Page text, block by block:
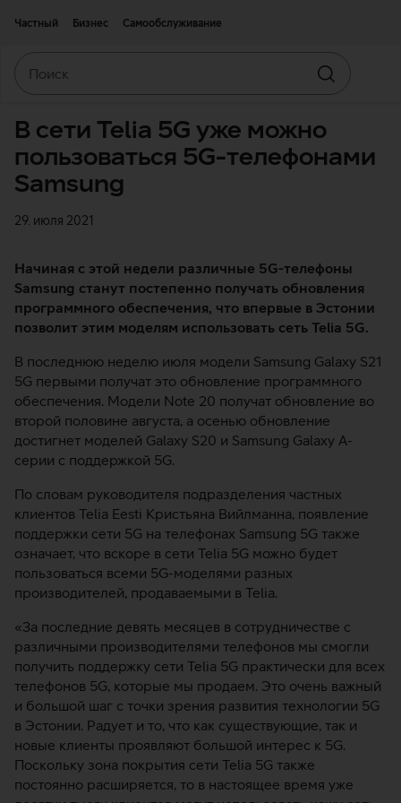
Частный
Бизнес Самообслуживание
Искать
В сети Telia 5G уже можно
пользоваться 5G-телефонами
Samsung
29. июля 2021
Начиная с этой недели различные 5G-телефоны
Samsung станут постепенно получать обновления
программного обеспечения, что впервые в Эстонии
позволит этим моделям использовать сеть Telia 5G.
В последнюю неделю июля модели Samsung Galaxy S21
5G первыми получат это обновление программного
обеспечения. Модели Note 20 получат обновление во
второй половине августа, а осенью обновление
достигнет моделей Galaxy S20 и Samsung Galaxy A-
серии с поддержкой 5G.
По словам руководителя подразделения частных
клиентов Telia Eesti Кристьяна Вийлманна, появление
поддержки сети 5G на телефонах Samsung 5G также
означает, что вскоре в сети Telia 5G можно будет
пользоваться всеми 5G-моделями разных
производителей, продаваемыми в Telia.
«За последние девять месяцев в сотрудничестве с
различными производителями телефонов мы смогли
получить поддержку сети Telia 5G практически для всех
телефонов 5G, которые мы продаем. Это очень важный
и большой шаг с точки зрения развития технологии 5G
в Эстонии. Радует и то, что как существующие, так и
новые клиенты проявляют большой интерес к 5G.
Поскольку зона покрытия сети Telia 5G также
постоянно расширяется, то в настоящее время уже